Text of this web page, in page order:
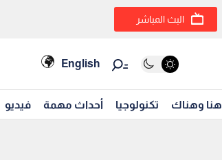
البث المباشر
English
هنا وهناك تكنولوجيا أحداث مهمة فيديو